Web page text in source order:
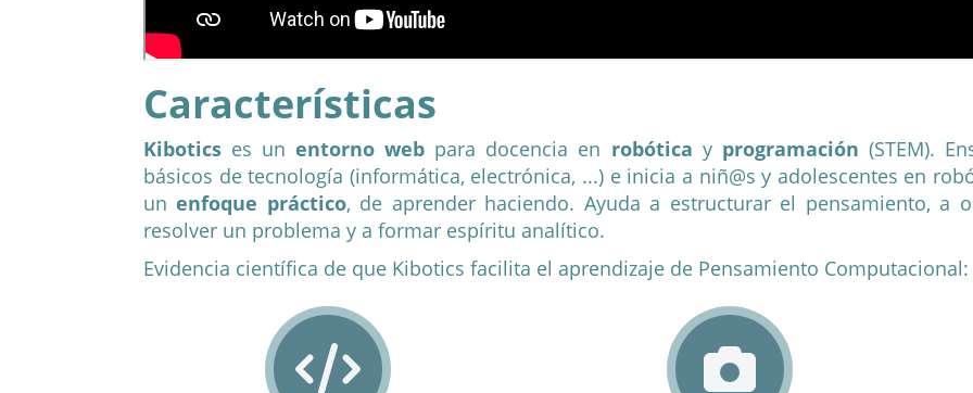
Características
Kibotics es un entorno web para docencia en robótica y programación (STEM).
básicos de tecnología (informática, electrónica, ...) e inicia a niñ@s y adolescentes en
un enfoque práctico, de aprender haciendo. Ayuda a estructurar el pensamiento, a
resolver un problema y a formar espíritu analítico.
Evidencia científica de que Kibotics facilita el aprendizaje de Pensamiento Computacional: